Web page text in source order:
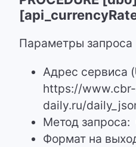
Параметры запроса
Адрес сервиса (
https://
daily.ru/
Метод запроса:
Формат на